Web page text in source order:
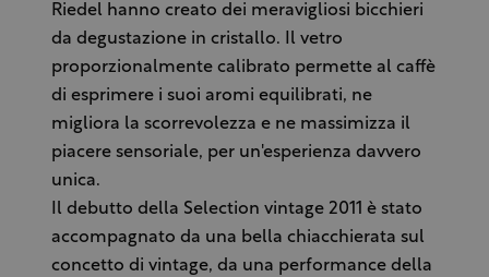
Riedel hanno creato dei meravigliosi bicchieri
da degustazione in cristallo. Il vetro
proporzionalmente calibrato permette al caffè
di esprimere i suoi aromi equilibrati, ne
migliora la scorrevolezza e ne massimizza il
piacere sensoriale, per un'esperienza davvero
unica.
Il debutto della Selection vintage 2011 è stato
accompagnato da una bella chiacchierata sul
concetto di vintage, da una performance della